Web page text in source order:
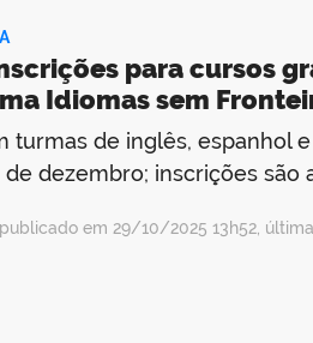
para cursos
Idiomas sem
turmas de inglês, espanhol
dezembro; inscrições são
em 29/10/2025 13h52,